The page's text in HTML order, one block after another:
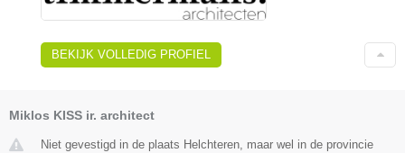
BEKIJK VOLLEDIG PROFIEL
Miklos KISS ir. architect
Niet gevestigd in de plaats Helchteren, maar wel in de provincie